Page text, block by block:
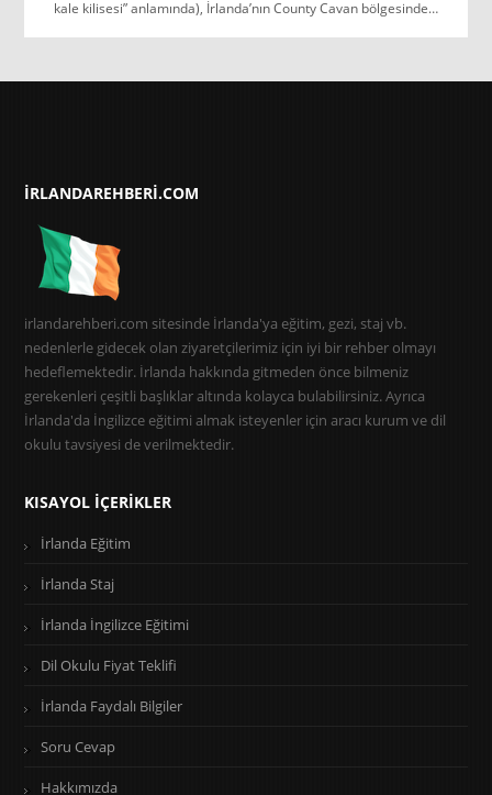
kale kilisesi” anlamında), İrlanda’nın County Cavan bölgesinde…
IRLANDAREHBERI.COM
irlandarehberi.com sitesinde İrlanda'ya eğitim, gezi, staj vb.
nedenlerle gidecek olan ziyaretçilerimiz için iyi bir rehber olmayı
hedeflemektedir. İrlanda hakkında gitmeden önce bilmeniz
gerekenleri çeşitli başlıklar altında kolayca bulabilirsiniz. Ayrıca
İrlanda'da İngilizce eğitimi almak isteyenler için aracı kurum ve dil
okulu tavsiyesi de verilmektedir.
KISAYOL İÇERIKLER
İrlanda Eğitim
İrlanda Staj
İrlanda İngilizce Eğitimi
Dil Okulu Fiyat Teklifi
İrlanda Faydalı Bilgiler
Soru Cevap
Hakkımızda